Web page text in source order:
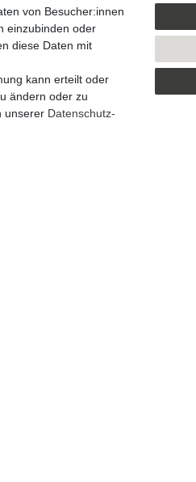
Sammelfigur Figur Freya Tyr Odin
Lieferzeit ca. 2-4 Tage
von Besucher:innen
einzubinden oder
diese Daten mit
kann erteilt oder
ändern oder zu
unserer Daten­schutz­